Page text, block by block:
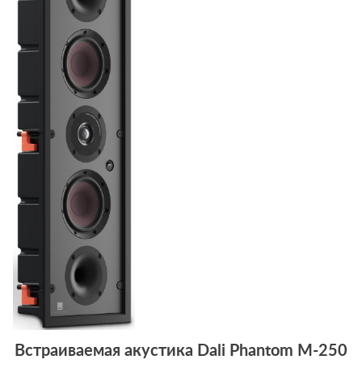
Встраиваемая акустика Dali Phantom M-250